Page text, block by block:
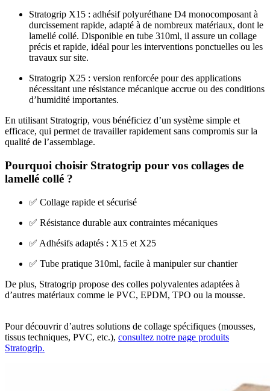
Stratogrip X15 : adhésif polyuréthane D4 monocomposant à
durcissement rapide, adapté à de nombreux matériaux, dont le
lamellé collé. Disponible en tube 310ml, il assure un collage
précis et rapide, idéal pour les interventions ponctuelles ou les
travaux sur site.
Stratogrip X25 : version renforcée pour des applications
nécessitant une résistance mécanique accrue ou des conditions
d’humidité importantes.
En utilisant Stratogrip, vous bénéficiez d’un système simple et
efficace, qui permet de travailler rapidement sans compromis sur la
qualité de l’assemblage.
Pourquoi choisir Stratogrip pour vos collages de
lamellé collé ?
✅ Collage rapide et sécurisé
✅ Résistance durable aux contraintes mécaniques
✅ Adhésifs adaptés : X15 et X25
✅ Tube pratique 310ml, facile à manipuler sur chantier
De plus, Stratogrip propose des colles polyvalentes adaptées à
d’autres matériaux comme le PVC, EPDM, TPO ou la mousse.
Pour découvrir d’autres solutions de collage spécifiques (mousses,
tissus techniques, PVC, etc.), consultez notre page produits
Stratogrip.